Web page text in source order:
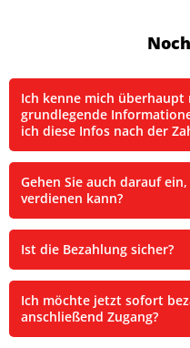
Ich kenne mich
grundlegende
ich diese Infos nach der
Gehen Sie auch darauf
verdienen kann?
Ist die Bezahlung sicher?
Ich möchte jetzt sofort
anschließend Zugang?